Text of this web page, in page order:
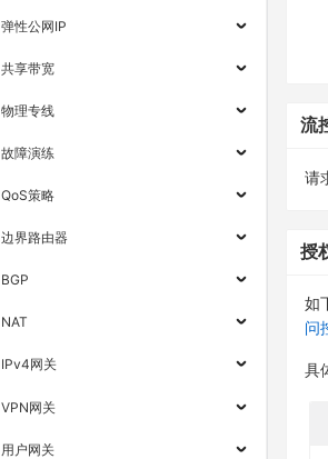
弹性公网IP
共享带宽
物理专线
故障演练
QoS策略
边界路由器
BGP
NAT
IPv4网关
VPN网关
用户网关
流
请
授
如
问
具